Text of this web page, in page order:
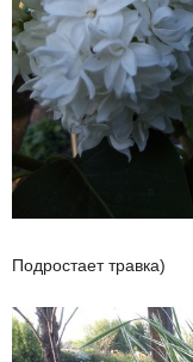
Подростает травка)